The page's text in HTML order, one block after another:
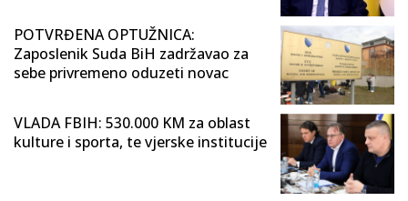
POTVRĐENA OPTUŽNICA:
Zaposlenik Suda BiH zadržavao za
sebe privremeno oduzeti novac
VLADA FBIH: 530.000 KM za oblast
kulture i sporta, te vjerske institucije